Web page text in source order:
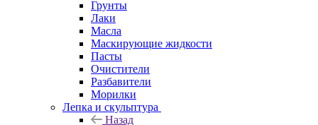
Грунты
Лаки
Масла
Маскирующие жидкости
Пасты
Очистители
Разбавители
Морилки
Лепка и скульптура
Назад